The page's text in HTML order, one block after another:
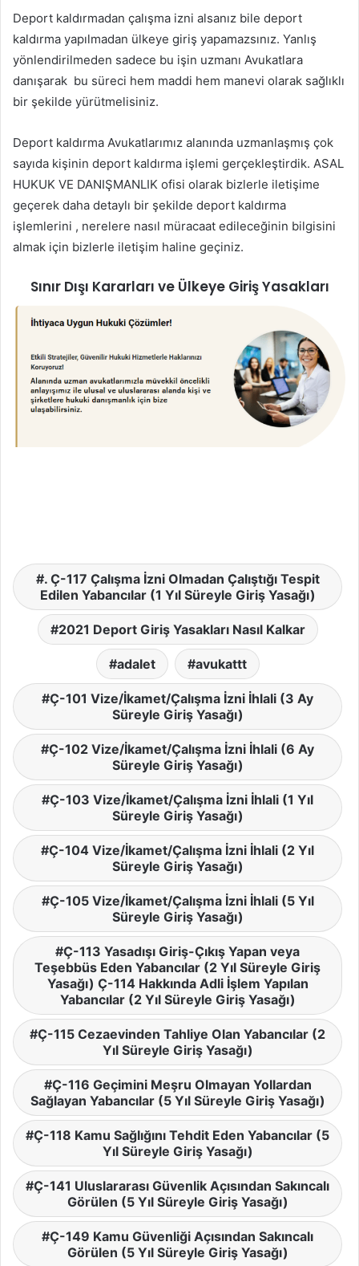
Deport kaldırmadan çalışma izni alsanız bile deport
kaldırma yapılmadan ülkeye giriş yapamazsınız. Yanlış
yönlendirilmeden sadece bu işin uzmanı Avukatlara
danışarak bu süreci hem maddi hem manevi olarak sağlıklı
bir şekilde yürütmelisiniz.
Deport kaldırma Avukatlarımız alanında uzmanlaşmış çok
sayıda kişinin deport kaldırma işlemi gerçekleştirdik. ASAL
HUKUK VE DANIŞMANLIK ofisi olarak bizlerle iletişime
geçerek daha detaylı bir şekilde deport kaldırma
işlemlerini , nerelere nasıl müracaat edileceğinin bilgisini
almak için bizlerle iletişim haline geçiniz.
Sınır Dışı Kararları ve Ülkeye Giriş Yasakları
. Ç-117 Çalışma İzni Olmadan Çalıştığı Tespit
Edilen Yabancılar (1 Yıl Süreyle Giriş Yasağı)
2021 Deport Giriş Yasakları Nasıl Kalkar
adalet avukattt
Ç-101 Vize/İkamet/Çalışma İzni İhlali (3 Ay
Süreyle Giriş Yasağı)
Ç-102 Vize/İkamet/Çalışma İzni İhlali (6 Ay
Süreyle Giriş Yasağı)
Ç-103 Vize/İkamet/Çalışma İzni İhlali (1 Yıl
Süreyle Giriş Yasağı)
Ç-104 Vize/İkamet/Çalışma İzni İhlali (2 Yıl
Süreyle Giriş Yasağı)
Ç-105 Vize/İkamet/Çalışma İzni İhlali (5 Yıl
Süreyle Giriş Yasağı)
Ç-113 Yasadışı Giriş-Çıkış Yapan veya
Teşebbüs Eden Yabancılar (2 Yıl Süreyle Giriş
Yasağı) Ç-114 Hakkında Adli İşlem Yapılan
Yabancılar (2 Yıl Süreyle Giriş Yasağı)
Ç-115 Cezaevinden Tahliye Olan Yabancılar (2
Yıl Süreyle Giriş Yasağı)
Ç-116 Geçimini Meşru Olmayan Yollardan
Sağlayan Yabancılar (5 Yıl Süreyle Giriş Yasağı)
Ç-118 Kamu Sağlığını Tehdit Eden Yabancılar (5
Yıl Süreyle Giriş Yasağı)
Ç-141 Uluslararası Güvenlik Açısından Sakıncalı
Görülen (5 Yıl Süreyle Giriş Yasağı)
Ç-149 Kamu Güvenliği Açısından Sakıncalı
Görülen (5 Yıl Süreyle Giriş Yasağı)